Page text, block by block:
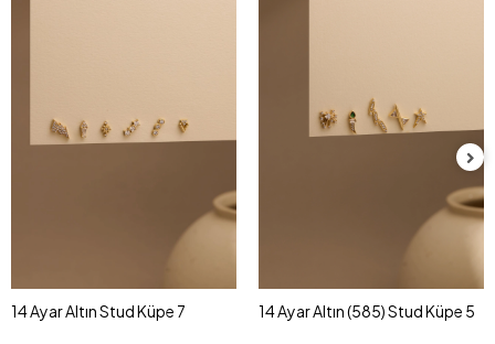
14 Ayar Altın Stud Küpe 7 14 Ayar Altın (585) Stud Küpe 5